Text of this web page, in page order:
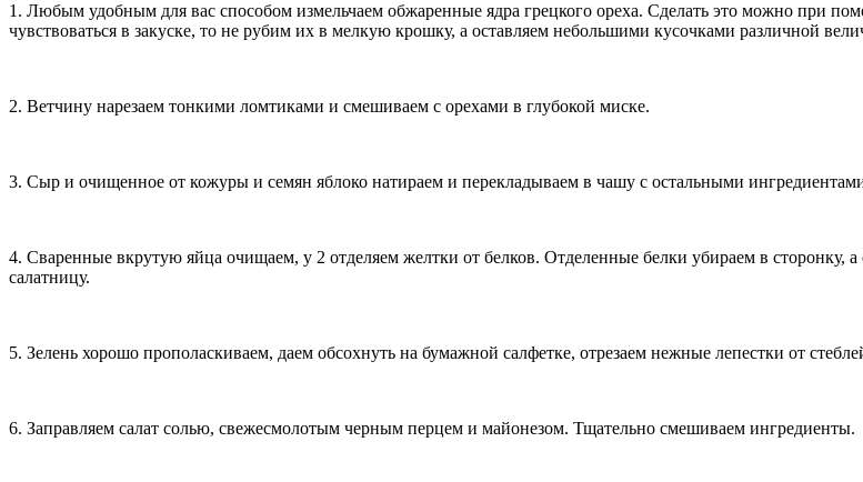
1. Любым удобным для вас способом измельчаем обжаренные ядра грецкого ореха. Сделать это можно при
чувствоваться в закуске, то не рубим их в мелкую крошку, а оставляем небольшими кусочками различной
2. Ветчину нарезаем тонкими ломтиками и смешиваем с орехами в глубокой миске.
3. Сыр и очищенное от кожуры и семян яблоко натираем и перекладываем в чашу с остальными
4. Сваренные вкрутую яйца очищаем, у 2 отделяем желтки от белков. Отделенные белки убираем в сторонку,
салатницу.
5. Зелень хорошо прополаскиваем, даем обсохнуть на бумажной салфетке, отрезаем нежные лепестки от
6. Заправляем салат солью, свежесмолотым черным перцем и майонезом. Тщательно смешиваем ингредиенты.